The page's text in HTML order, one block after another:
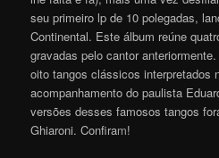
seu primeiro lp de 10 polegadas,
Continental. Este álbum reúne
gravadas pelo cantor
oito tangos clássicos interpretados
acompanhamento do paulista
versões desses famosos tangos
Ghiaroni. Confiram!